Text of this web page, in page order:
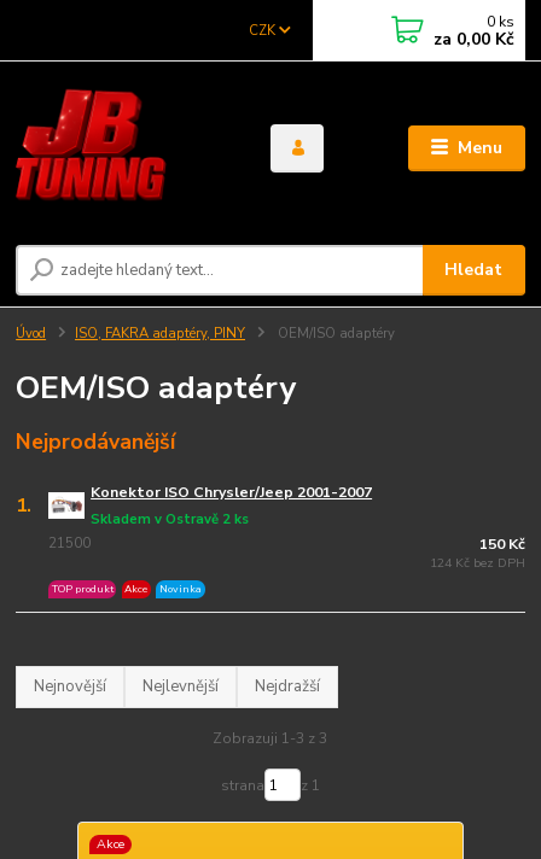
Menu
CZK
Hledat
0 ks
za 0,00 Kč
Úvod ISO, FAKRA adaptéry, PINY OEM/ISO adaptéry
OEM/ISO adaptéry
Nejprodávanější
1. Konektor ISO Chrysler/Jeep 2001-2007
21500
Skladem v Ostravě 2 ks
TOP produkt Akce Novinka
150 Kč
124 Kč bez DPH
Nejnovější Nejlevnější Nejdražší
Zobrazuji 1-3 z 3
strana z 1
Akce